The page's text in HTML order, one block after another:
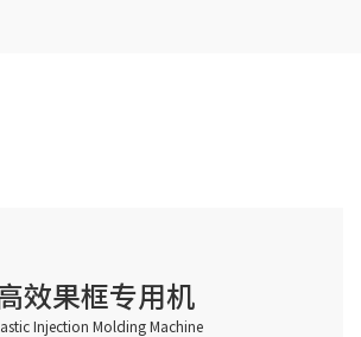
效果框专用机
Injection Molding Machine